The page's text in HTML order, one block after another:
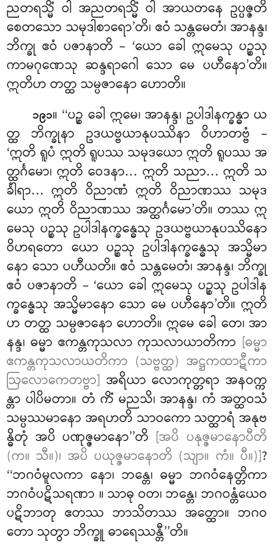
ညတရသ္မိံ ဝါ အညတရသ္မိံ ဝါ အာယတနေ ဥပ္ပဇ္ဇတိ
စေတသော သမုဒါစာရော’တိ၊ ဧဝံ သန္တမေတံ၊ အာနန္ဒ၊
ဘိက္ခု ဧဝံ ပဇာနာတိ – ‘ယော ခေါ ဣမေသု ပဉ္စသု
ကာမဂုဏေသု ဆန္ဒရာဂေါ သော မေ ပဟီနော’တိ။
ဣတိဟ တတ္ထ သမ္ပဇာနော ဟောတိ။
၁၉၁။ ‘‘ပဉ္စ ခေါ ဣမေ၊ အာနန္ဒ၊ ဥပါဒါနက္ခန္ဓာ ယ
တ္ထ ဘိက္ခုနာ ဥဒယဗ္ဗယာနုပဿိနာ ဝိဟာတဗ္ဗံ –
‘ဣတိ ရူပံ ဣတိ ရူပဿ သမုဒယောဣတိ ရူပဿ အ
တ္ထင်္ဂမော၊ ဣတိ ဝေဒနာ… ဣတိ သညာ… ဣတိ သ
င်္ခါရာ… ဣတိ ဝိညာဏံ ဣတိ ဝိညာဏဿ သမုဒ
ယော ဣတိ ဝိညာဏဿ အတ္ထင်္ဂမော’တိ။ တဿ ဣ
မေသု ပဉ္စသု ဥပါဒါနက္ခန္ဓေသု ဥဒယဗ္ဗယာနုပဿိနော
ဝိဟရတော ယော ပဉ္စသု ဥပါဒါနက္ခန္ဓေသု အသ္မိမာ
နော သော ပဟီယတိ။ ဧဝံ သန္တမေတံ၊ အာနန္ဒ၊ ဘိက္ခု
ဧဝံ ပဇာနာတိ – ‘ယော ခေါ ဣမေသု ပဉ္စသု ဥပါဒါန
က္ခန္ဓေသု အသ္မိမာနော သော မေ ပဟီနော’တိ။ ဣတိ
ဟ တတ္ထ သမ္ပဇာနော ဟောတိ။ ဣမေ ခေါ တေ၊ အာ
နန္ဒ၊ ဓမ္မာ ဧကန္တကုသလာ ကုသလာယာတိကာ [ဓမ္မာ
ဧကန္တကုသလာယတိကာ (သဗ္ဗတ္ထ) အဋ္ဌကထာဋီကာ
ဩလောကေတဗ္ဗာ] အရိယာ လောကုတ္တရာ အနဝက္က
န္တာ ပါပိမတာ။ တံ ကိံ မညသိ၊ အာနန္ဒ၊ ကံ အတ္ထဝသံ
သမ္ပဿမာနော အရဟတိ သာဝကော သတ္ထာရံ အနုဗ
န္ဓိတုံ အပိ ပဏုဇ္ဇမာနော’’တိ [အပိ ပနုဇ္ဇမာနောပီတိ
(က။ သီ။)၊ အပိ ပယုဇ္ဇမာနောတိ (သျာ။ ကံ။ ပီ။)]?
‘‘ဘဂဝံမူလကာ နော၊ ဘန္တေ၊ ဓမ္မာ ဘဂဝံနေတ္တိကာ
ဘဂဝံပဋိသရဏာ ။ သာဓု ဝတ၊ ဘန္တေ၊ ဘဂဝန္တံယေဝ
ပဋိဘာတု ဧတဿ ဘာသိတဿ အတ္ထော။ ဘဂဝ
တော သုတွာ ဘိက္ခူ ဓာရေဿန္တီ’’တိ။